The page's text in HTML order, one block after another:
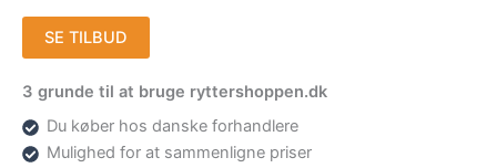
SE TILBUD
3 grunde til at bruge ryttershoppen.dk
Du køber hos danske forhandlere
Mulighed for at sammenligne priser